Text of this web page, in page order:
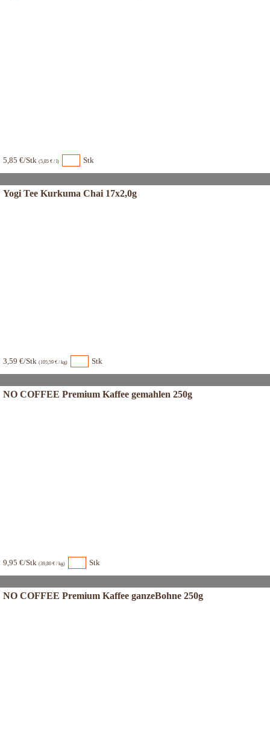
5,85 €/Stk (5,85 € / l) Stk
Yogi Tee Kurkuma Chai 17x2,0g
3,59 €/Stk (105,59 € / kg) Stk
NO COFFEE Premium Kaffee gemahlen 250g
9,95 €/Stk (39,80 € / kg) Stk
NO COFFEE Premium Kaffee ganzeBohne 250g